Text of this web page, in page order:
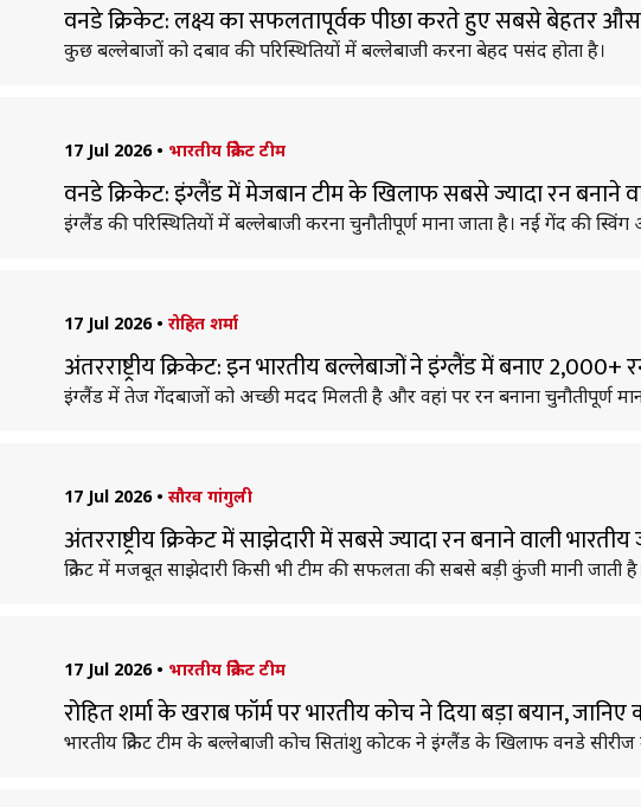
वनडे क्रिकेट: लक्ष्य का सफलतापूर्वक पीछा करते हुए सबसे बेहतर
कुछ बल्लेबाजों को दबाव की परिस्थितियों में बल्लेबाजी करना बेहद पसंद होता है।
17 Jul 2026 • भारतीय क्रिकेट टीम
वनडे क्रिकेट: इंग्लैंड में मेजबान टीम के खिलाफ सबसे ज्यादा रन बनाने
इंग्लैंड की परिस्थितियों में बल्लेबाजी करना चुनौतीपूर्ण माना जाता है। नई गेंद की
17 Jul 2026 • रोहित शर्मा
अंतरराष्ट्रीय क्रिकेट: इन भारतीय बल्लेबाजों ने इंग्लैंड में बनाए 2,000+
इंग्लैंड में तेज गेंदबाजों को अच्छी मदद मिलती है और वहां पर रन बनाना चुनौतीपूर्ण
17 Jul 2026 • सौरव गांगुली
अंतरराष्ट्रीय क्रिकेट में साझेदारी में सबसे ज्यादा रन बनाने वाली भारतीय
क्रिकेट में मजबूत साझेदारी किसी भी टीम की सफलता की सबसे बड़ी कुंजी मानी जाती
17 Jul 2026 • भारतीय क्रिकेट टीम
रोहित शर्मा के खराब फॉर्म पर भारतीय कोच ने दिया बड़ा बयान, जानिए
भारतीय क्रिकेट टीम के बल्लेबाजी कोच सितांशु कोटक ने इंग्लैंड के खिलाफ वनडे सीरीज